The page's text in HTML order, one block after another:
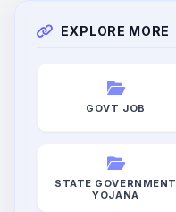
EXPLORE MORE
GOVT JOB
STATE GOVERNMENT
YOJANA